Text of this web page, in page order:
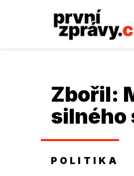
Zbořil:
silného
POLITIKA